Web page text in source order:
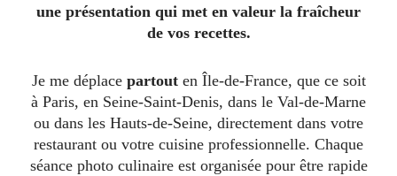
une présentation qui met en valeur la fraîcheur
de vos recettes.
Je me déplace partouten Île-de-France, que ce soit
à Paris, en Seine-Saint-Denis, dans le Val-de-Marne
ou dans les Hauts-de-Seine, directement dans votre
restaurant ou votre cuisine professionnelle. Chaque
séance photo culinaire est organisée pour être rapide